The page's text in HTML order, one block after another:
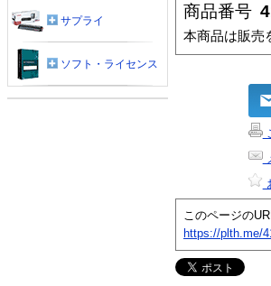
商品番号
本商品は販売
このページのURL
https://plth.me/
サプライ
ソフト・ライセンス